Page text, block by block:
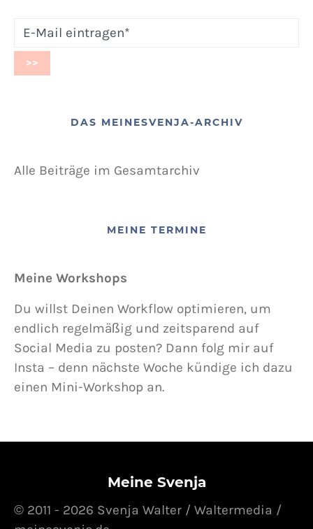
DAS MEINESVENJA-ARCHIV
Alle Beiträge im Gesamtarchiv
MEINE TERMINE
Meine Workshops
Du willst Deinen Workflow optimieren, um
endlich regelmäßig und zeitsparend auf
Social Media zu posten? Dann folg mir auf
Insta – denn nächste Woche kündige ich dazu
einen Mini-Workshop an.
Meine Svenja
© 2011 - 2026 Svenja Walter / Waltermedia /